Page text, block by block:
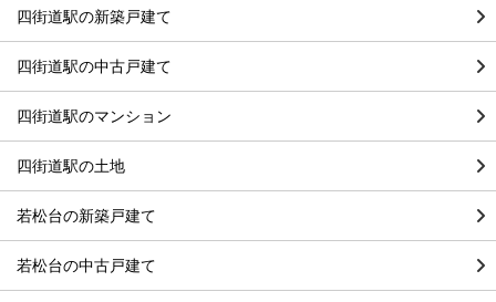
四街道駅の新築戸建て
四街道駅の中古戸建て
四街道駅のマンション
四街道駅の土地
若松台の新築戸建て
若松台の中古戸建て